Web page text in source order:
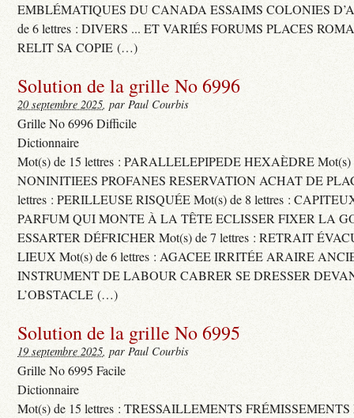
EMBLÉMATIQUES DU CANADA ESSAIMS COLONIES
de 6 lettres : DIVERS ... ET VARIÉS FORUMS PLACES
RELIT SA COPIE (…)
Solution de la grille No 6996
20 septembre 2025, par Paul Courbis
Grille No 6996 Difficile
Dictionnaire
Mot(s) de 15 lettres : PARALLELEPIPEDE HEXAÈDRE Mot(s)
NONINITIEES PROFANES RESERVATION ACHAT DE
lettres : PERILLEUSE RISQUÉE Mot(s) de 8 lettres :
PARFUM QUI MONTE À LA TÊTE ECLISSER FIXER LA
ESSARTER DÉFRICHER Mot(s) de 7 lettres : RETRAIT
LIEUX Mot(s) de 6 lettres : AGACEE IRRITÉE ARAIRE
INSTRUMENT DE LABOUR CABRER SE DRESSER
L’OBSTACLE (…)
Solution de la grille No 6995
19 septembre 2025, par Paul Courbis
Grille No 6995 Facile
Dictionnaire
Mot(s) de 15 lettres : TRESSAILLEMENTS FRÉMISSEMENTS